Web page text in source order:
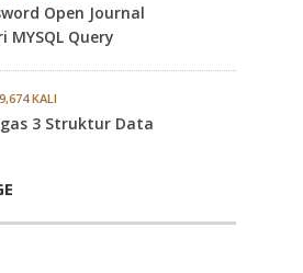
Open Journal
MYSQL Query
KALI
3 Struktur Data